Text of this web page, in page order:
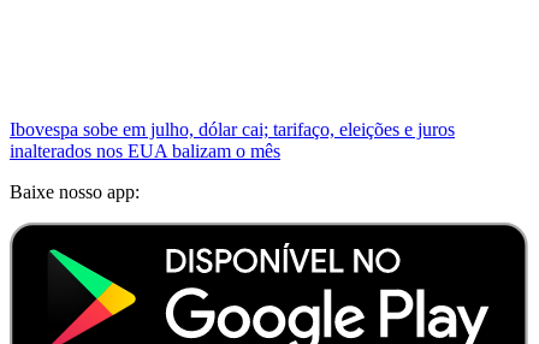
Ibovespa sobe em julho, dólar cai; tarifaço, eleições e juros
inalterados nos EUA balizam o mês
Baixe nosso app: